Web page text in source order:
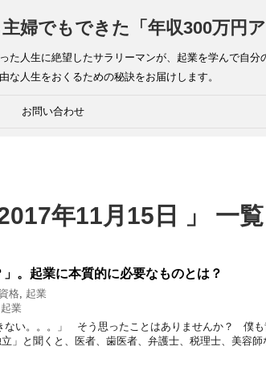
婦でもできた「年収300万円ア
た人生に絶望したサラリーマンが、起業を学んで自
な人生をおくるための秘訣をお届けします。
お問い合わせ
年11月15日 」 一覧
」。起業に本質的に必要なものとは？
資格, 起業
起業
ない。。。」 そう思ったことはありませんか？ 僕も
」と聞くと、医者、歯医者、弁護士、税理士、美容師